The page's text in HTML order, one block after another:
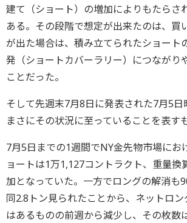
建て（ショート）の増加によりもたらさ
ある。その段階で想定が出来たのは、買
が出た場合は、積み立てられたショート
発（ショートカバーラリー）につながり
ことだった。
そして先週末7月8日に発表された7月5日
まさにその状況に至っていることを表す
7月5日までの1週間でNY金先物市場にお
ョートは1万1,127コントラクト、重量換
加となっていた。一方でロングの解消も
同2.8トン見られたことから、ネットロ
はあるものの前週から減少し、その枚数